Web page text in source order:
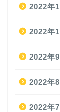
2022年
2022年
2022年9
2022年8
2022年7